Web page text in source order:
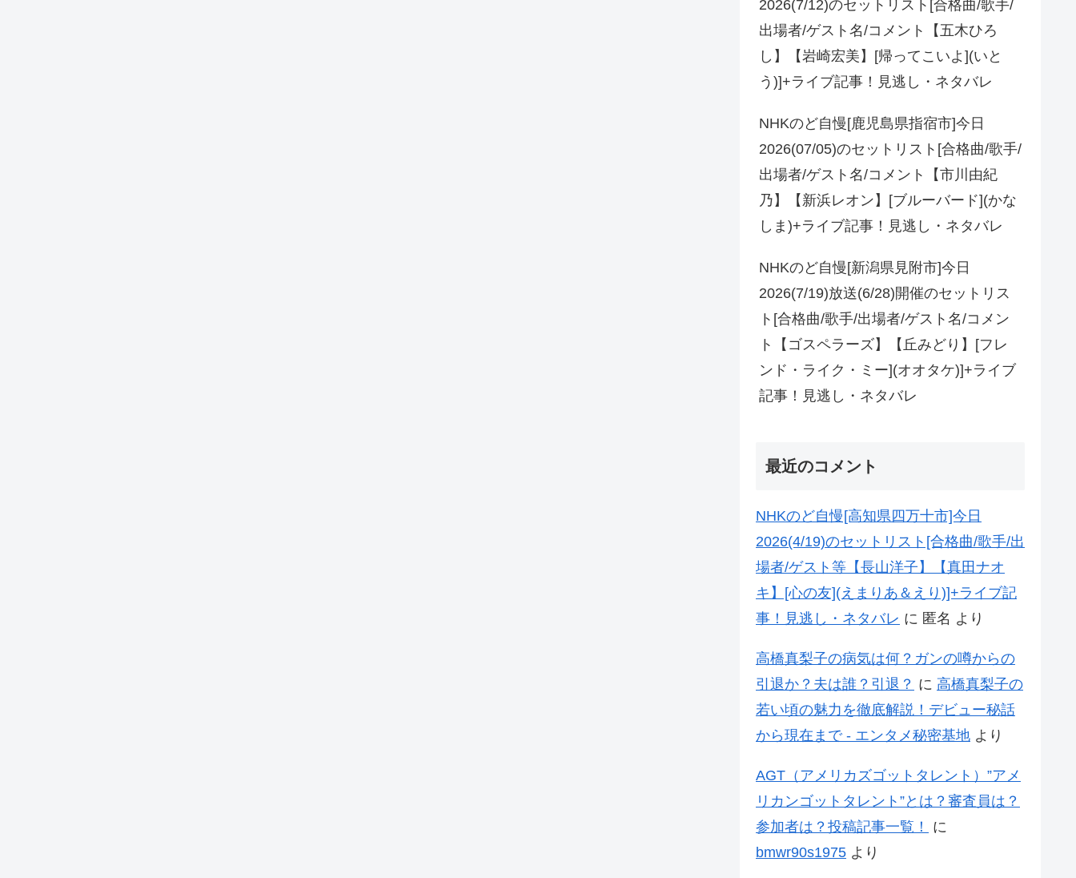
2026(7/12)のセットリスト[合格曲/歌手/
出場者/ゲスト名/コメント【五木ひろ
し】【岩崎宏美】[帰ってこいよ](いと
う)]+ライブ記事！見逃し・ネタバレ
NHKのど自慢[鹿児島県指宿市]今日
2026(07/05)のセットリスト[合格曲/歌手/
出場者/ゲスト名/コメント【市川由紀
乃】【新浜レオン】[ブルーバード](かな
しま)+ライブ記事！見逃し・ネタバレ
NHKのど自慢[新潟県見附市]今日
2026(7/19)放送(6/28)開催のセットリス
ト[合格曲/歌手/出場者/ゲスト名/コメン
ト【ゴスペラーズ】【丘みどり】[フレ
ンド・ライク・ミー](オオタケ)]+ライブ
記事！見逃し・ネタバレ
最近のコメント
NHKのど自慢[高知県四万十市]今日
2026(4/19)のセットリスト[合格曲/歌手/出
場者/ゲスト等【長山洋子】【真田ナオ
キ】[心の友](えまりあ＆えり)]+ライブ記
事！見逃し・ネタバレ に 匿名 より
高橋真梨子の病気は何？ガンの噂からの
引退か？夫は誰？引退？ に 高橋真梨子の
若い頃の魅力を徹底解説！デビュー秘話
から現在まで - エンタメ秘密基地 より
AGT（アメリカズゴットタレント）”アメ
リカンゴットタレント”とは？審査員は？
参加者は？投稿記事一覧！
に
bmwr90s1975 より